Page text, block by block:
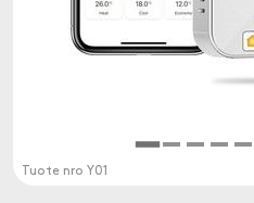
Tuote nro Y01